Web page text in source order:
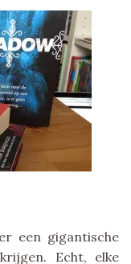
een gigantische
Echt, elke